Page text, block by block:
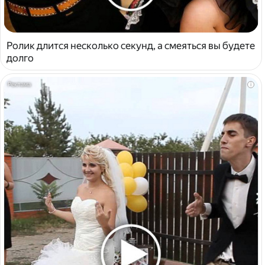
Ролик длится несколько секунд, а смеяться вы будете
долго
i